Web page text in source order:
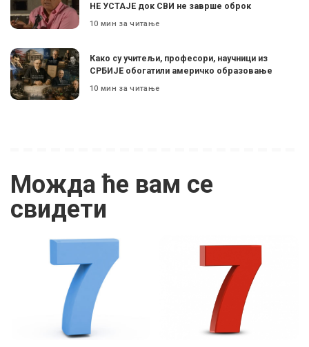
НЕ УСТАЈЕ док СВИ не заврше оброк
10 мин за читање
Како су учитељи, професори, научници из
СРБИЈЕ обогатили америчко образовање
10 мин за читање
Можда ће вам се
свидети